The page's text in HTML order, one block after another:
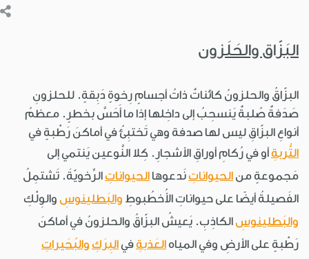
البَزّاق والحَلَزون
البزّاقُ والحلزونُ كائناتٌ ذاتُ أجسامٍ رِخوةٍ دَبِقةٍ. للحلزونِ
صَدَفةٌ صُلبةٌ يَنسحِبُ إلى داخِلها إذا ما أَحَسَّ بخطرٍ. معظمُ
أنواعِ البزّاقِ ليس لها صدفة وهي تَختبِئُ في أماكنَ رَطْبةٍ في
التُّربةِ أو في رُكامِ أوراقِ الأشجارِ. كِلا النَّوعين يَنتمي إلى
مَجموعةٍ من الحيواناتِنَدعوها الحيواناتِالرِّخويّةَ. تَشتمِلُ
الفَصيلةُ أيضًا على حيواناتِ الأُخطُبوطِ والبَطلينوسِ والوِلْكِ
والبَطلينوسِالكاذِبِ. يَعيشُ البزّاقُ والحلزونُ في أماكنَ
رَطْبةٍ على الأرضِ وفي المياه العَذبةِ في البِرَكِ والبُحَيراتِ